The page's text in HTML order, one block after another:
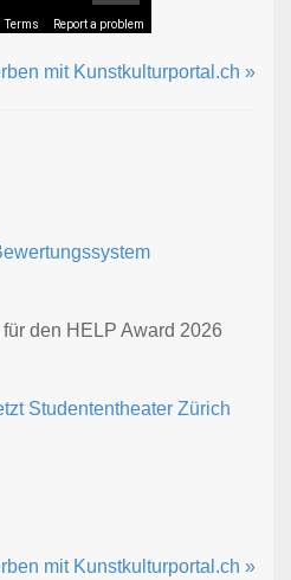
Terms Report a problem
mit Kunstkulturportal.ch »
den HELP Award 2026
Studententheater Zürich
mit Kunstkulturportal.ch »